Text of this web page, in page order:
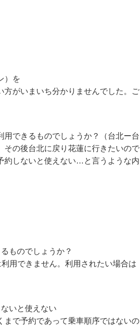
）を
方がいまいち分かりませんでした。ご
用できるものでしょうか？（台北ー台
その後台北に戻り花蓮に行きたいので
約しないと使えない…と言うような内
ものでしょうか？
用できません。利用されたい場合は
いと使えない
まで予約であって乗車順序ではないの